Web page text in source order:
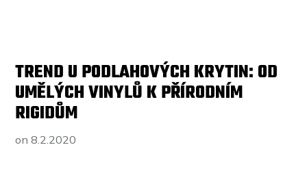
TREND U PODLAHOVÝCH KRYTIN: OD
UMĚLÝCH VINYLŮ K PŘÍRODNÍM
RIGIDŮM
on8.2.2020